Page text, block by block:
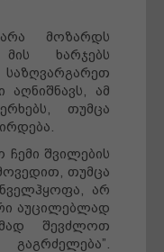
მოზარდს
ხარჯებს
ამ
თუმცა
შვილების
თუმცა
არ
აუცილებლად
შევძლოთ